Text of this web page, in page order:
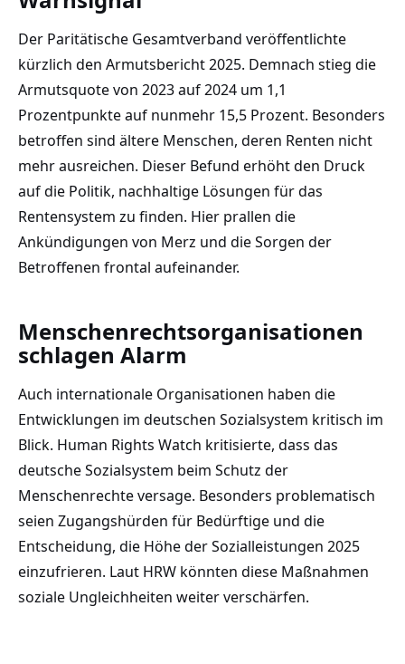
Der Paritätische Gesamtverband veröffentlichte
kürzlich den Armutsbericht 2025. Demnach stieg die
Armutsquote von 2023 auf 2024 um 1,1
Prozentpunkte auf nunmehr 15,5 Prozent. Besonders
betroffen sind ältere Menschen, deren Renten nicht
mehr ausreichen. Dieser Befund erhöht den Druck
auf die Politik, nachhaltige Lösungen für das
Rentensystem zu finden. Hier prallen die
Ankündigungen von Merz und die Sorgen der
Betroffenen frontal aufeinander.
Menschenrechtsorganisationen
schlagen Alarm
Auch internationale Organisationen haben die
Entwicklungen im deutschen Sozialsystem kritisch im
Blick. Human Rights Watch kritisierte, dass das
deutsche Sozialsystem beim Schutz der
Menschenrechte versage. Besonders problematisch
seien Zugangshürden für Bedürftige und die
Entscheidung, die Höhe der Sozialleistungen 2025
einzufrieren. Laut HRW könnten diese Maßnahmen
soziale Ungleichheiten weiter verschärfen.